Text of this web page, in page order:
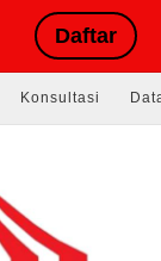
Daftar
Konsultasi